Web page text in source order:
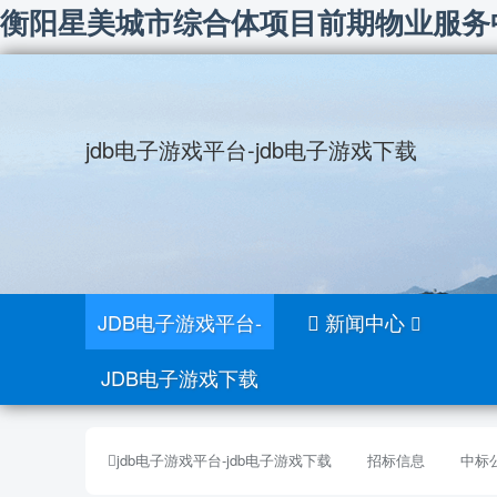
衡阳星美城市综合体项目前期物业服
jdb电子游戏平台-jdb电子游戏下载
JDB电子游戏平台-
JDB电子游戏下载
新闻中心
jdb电子游戏平台-jdb电子游戏下载 招标信息 中标